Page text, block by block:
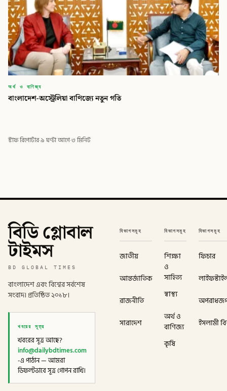
অর্থ ও বাণিজ্য
বাংলাদেশ-অস্ট্রেলিয়া বাণিজ্যে নতুন গতি
স্টাফ রিপোর্টার·৯ ঘণ্টা আগে·৩ মিনিট
বিডি গ্লোবাল
টাইমস
BD GLOBAL TIMES
বাংলাদেশ এবং বিশ্বের সর্বশেষ
সংবাদ। প্রতিষ্ঠিত ২০১৮।
খবরের সূত্র
খবরের সূত্র আছে?
info@dailybdtimes.com
-এ পাঠান — আমরা
ডিফল্টভাবে সূত্র গোপন রাখি।
বিভাগসমূহ
জাতীয়
আন্তর্জাতিক
রাজনীতি
সারাদেশ
বিভাগসমূহ
শিক্ষা
ও
সাহিত্য
স্বাস্থ্য
অর্থ ও
বাণিজ্য
কৃষি
বিভাগসমূহ
ফিচার
ইসলামী